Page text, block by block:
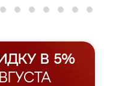
В 5%